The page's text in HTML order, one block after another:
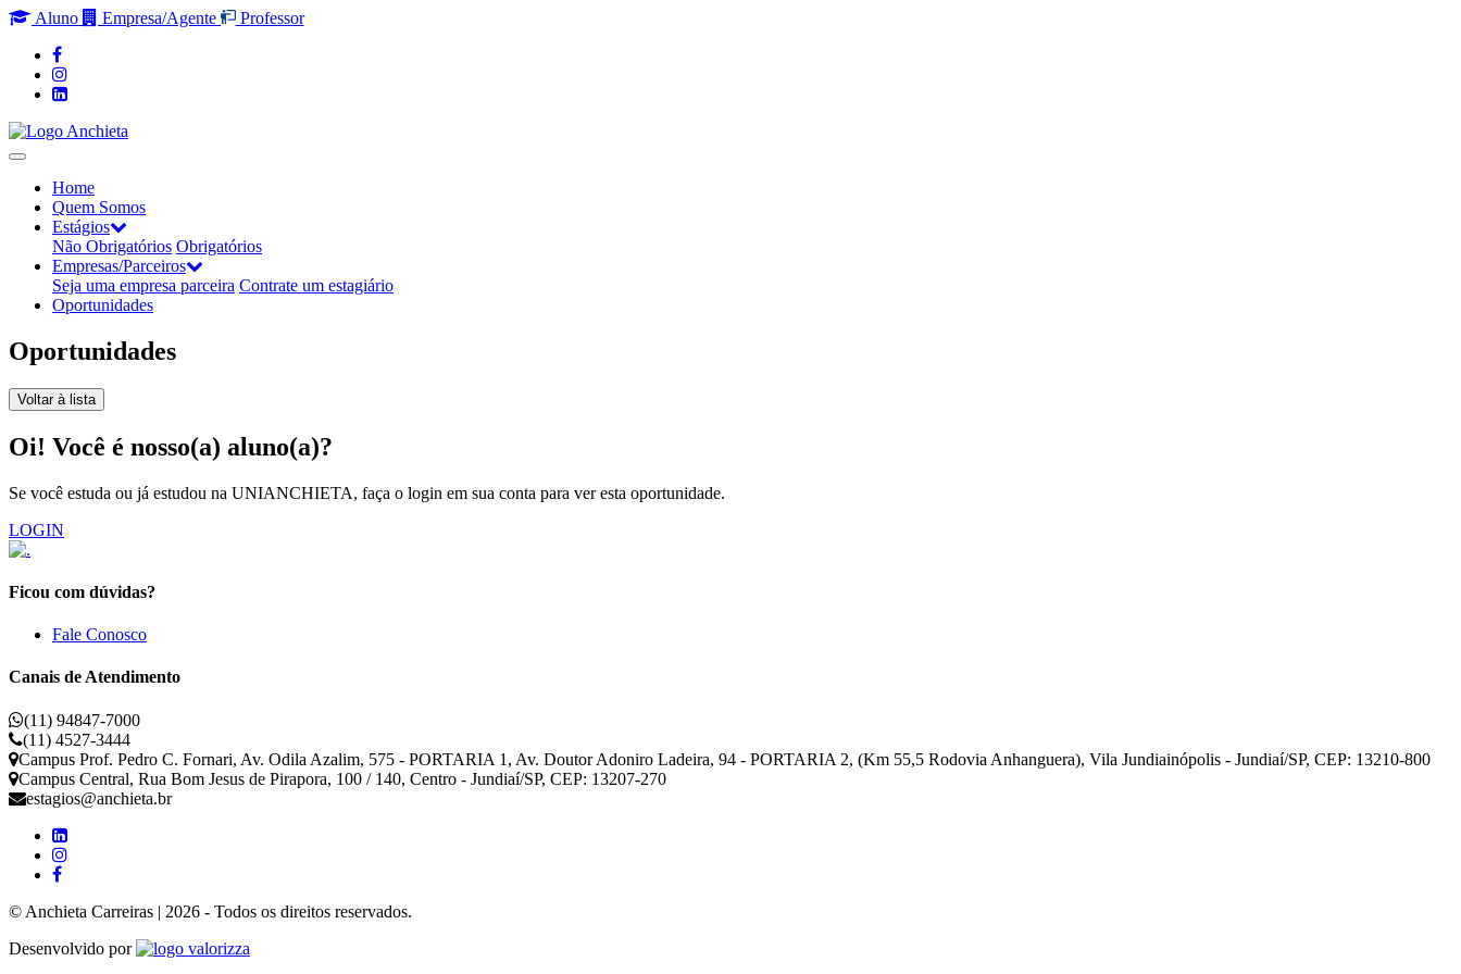
Aluno Empresa/Agente Professor
Home
Quem Somos
Estágios
Não Obrigatórios Obrigatórios
Empresas/Parceiros
Seja uma empresa parceira Contrate um estagiário
Oportunidades
Oportunidades
Voltar à lista
Oi! Você é nosso(a) aluno(a)?
Se você estuda ou já estudou na UNIANCHIETA, faça o login em sua conta para ver esta oportunidade.
LOGIN
Ficou com dúvidas?
Fale Conosco
Canais de Atendimento
(11) 94847-7000
(11) 4527-3444
Campus Prof. Pedro C. Fornari, Av. Odila Azalim, 575 - PORTARIA 1, Av. Doutor Adoniro Ladeira, 94 - PORTARIA 2, (Km 55,5 Rodovia Anhanguera), Vila Jundiainópolis - Jundiaí/SP, CEP: 13210-800
Campus Central, Rua Bom Jesus de Pirapora, 100 / 140, Centro - Jundiaí/SP, CEP: 13207-270
estagios@anchieta.br
© Anchieta Carreiras | 2026 - Todos os direitos reservados.
Desenvolvido por